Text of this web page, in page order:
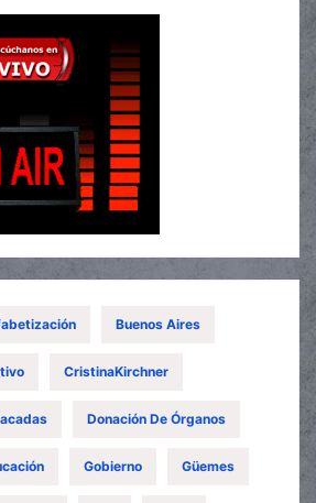
Buenos Aires
CristinaKirchner
Donación De Órganos
Gobierno Güemes